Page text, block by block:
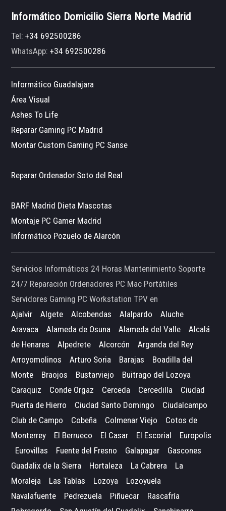
Informático Domicilio Sierra Norte Madrid
Tel:+34 692500286
WhatsApp:+34 692500286
Informático Guadalajara
Área Visual
Ashes To Life
Reparar Gaming PC Madrid
Montar Custom Gaming PC Sanse
Reparar Ordenador Soto del Real
BARF Madrid Dieta Mascotas
Montaje PC Gamer Madrid
Informático Pozuelo de Alarcón
Servicios Informáticos 24 Horas Mantenimiento Soporte
24/7 Reparación Ordenadores PC Mac Portátiles
Servidores Gaming PC Workstation TPV en
Ajalvir
Algete Alcobendas Alalpardo
Aluche
Aravaca
Alameda de Osuna Alameda del Valle
Alcalá
de Henares
Alpedrete Alcorcón
Arganda del Rey
Arroyomolinos
Arturo Soria Barajas
Boadilla del
Monte
Braojos Bustarviejo
Buitrago del Lozoya
Caraquiz
Conde Orgaz Cerceda Cercedilla
Ciudad
Puerta de Hierro
Ciudad Santo Domingo
Ciudalcampo
Club de Campo
Cobeña Colmenar Viejo
Cotos de
Monterrey
El Berrueco El Casar El Escorial
Europolis
Eurovillas
Fuente del Fresno Galapagar
Gascones
Guadalix de la Sierra
Hortaleza La Cabrera
La
Moraleja
Las Tablas Lozoya
Lozoyuela
Navalafuente
Pedrezuela Piñuecar
Rascafría